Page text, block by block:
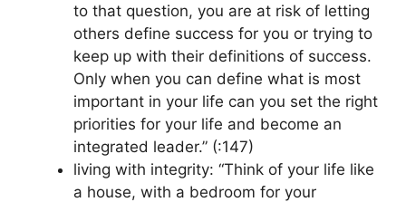
to that question, you are at risk of letting
others define success for you or trying to
keep up with their definitions of success.
Only when you can define what is most
important in your life can you set the right
priorities for your life and become an
integrated leader.” (:147)
living with integrity: “Think of your life like
a house, with a bedroom for your